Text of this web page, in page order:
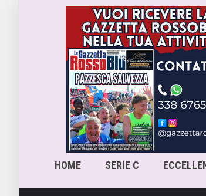
HOME SERIE C